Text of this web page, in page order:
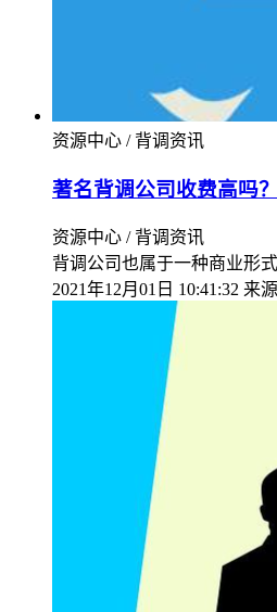
资源中心 / 背调资讯
著名背调公司收费高吗？
资源中心 / 背调资讯
背调公司也属于一种商业形
2021年12月01日 10:41:32 来